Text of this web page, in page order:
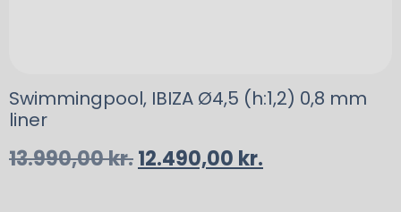
Swimmingpool, IBIZA Ø4,5 (h:1,2) 0,8 mm
liner
13.990,00kr.12.490,00 kr.